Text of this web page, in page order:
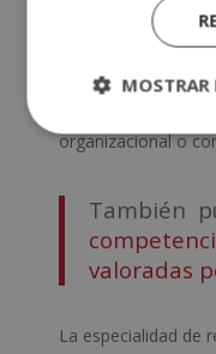
Además de los
permiten
organizacional o
También
valoradas
La especialidad de
MOSTRAR